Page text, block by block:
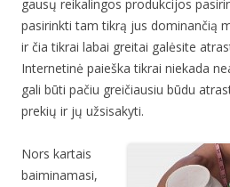
gausų reikalingos produkcijos
pasirinkti tam tikrą jus dominančią
ir čia tikrai labai greitai galėsite
Internetinė paieška tikrai niekada
gali būti pačiu greičiausiu būdu
prekių ir jų užsisakyti.
Nors kartais
baiminamasi,